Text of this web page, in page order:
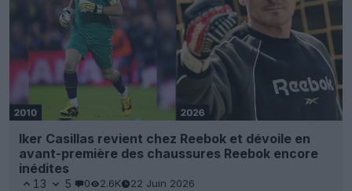
Iker Casillas revient chez Reebok et dévoile en
avant-première des chaussures Reebok encore
inédites
13 5 0 2.6K 22 Juin 2026